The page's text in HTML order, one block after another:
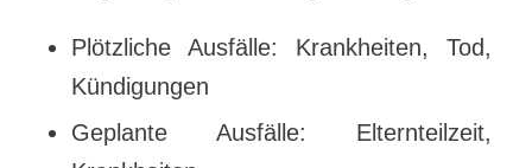
Plötzliche Ausfälle: Krankheiten, Tod,
Kündigungen
Geplante Ausfälle: Elternteilzeit,